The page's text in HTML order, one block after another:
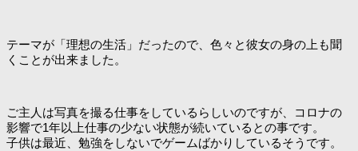
テーマが「理想の生活」だったので、色々と彼女の身の上も聞
くことが出来ました。
ご主人は写真を撮る仕事をしているらしいのですが、コロナの
影響で1年以上仕事の少ない状態が続いているとの事です。
子供は最近、勉強をしないでゲームばかりしているそうです。